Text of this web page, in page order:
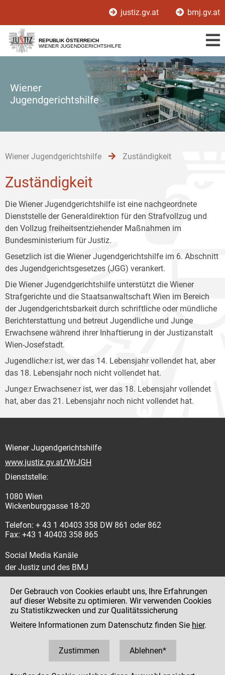
[1]
[2]
[3]
justiz.gv.at bmj.gv.at
REPUBLIK ÖSTERREICH
WIENER JUGENDGERICHTSHILFE
Wiener
Jugendgerichtshilfe
Wiener Jugendgerichtshilfe Zuständigkeit
Zuständigkeit
Die Wiener Jugendgerichtshilfe ist eine nachgeordnete
Dienststelle der Generaldirektion für den Strafvollzug und
den Vollzug freiheitsentziehender Maßnahmen im
Bundesministerium für Justiz.
Gesetzlich ist die Wiener Jugendgerichtshilfe im 6. Abschnitt
des Jugendgerichtsgesetzes (JGG) verankert.
Die Wiener Jugendgerichtshilfe unterstützt die Wiener
Strafgerichte und die Staatsanwaltschaft Wien im Bereich
der Jugendgerichtsbarkeit durch schriftliche oder mündliche
Berichterstattung und betreut Jugendliche und Junge
Erwachsene während ihrer Inhaftierung in der Justizanstalt
Wien-Josefstadt.
Jugendliche:r ist, wer das 14. Lebensjahr vollendet hat, aber
das 18. Lebensjahr noch nicht vollendet hat.
Junge:r Erwachsene:r ist, wer das 18. Lebensjahr vollendet
hat, aber das 21. Lebensjahr noch nicht vollendet hat.
Wiener Jugendgerichtshilfe
www.justiz.gv.at/WrJGH
Dienststelle:
1080 Wien
Wickenburggasse 18-20
Telefon: + 43 1 40403 358 DW 861 oder 862
Fax: +43 1 40403 358 865
Social Media Kanäle
der Justiz und des BMJ
Impressum
Datenschutz
Hinweisgeber:innenplattform (für Mitarbeiter:innen)
Der Gebrauch von Cookies erlaubt uns, Ihre Erfahrungen
auf dieser Website zu optimieren. Wir verwenden Cookies
zu Statistikzwecken und zur Qualitätssicherung
Weitere Informationen zum Datenschutz finden Sie hier.
Zustimmen Ablehnen*